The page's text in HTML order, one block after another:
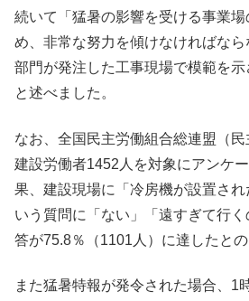
続いて「猛暑の影響を受ける事業
め、非常な努力を傾けなければな
部門が発注した工事現場で模範を示
と述べました。
なお、全国民主労働組合総連盟（
建設労働者1452人を対象にアンケ
果、建設現場に「冷房機が設置さ
いう質問に「ない」「遠すぎて行
答が75.8％（1101人）に達したとの
また猛暑特報が発令された場合、1